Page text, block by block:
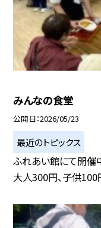
みんなの食堂
公開日 2026/05/23
最近のトピックス
ふれあい館にて開催
大人300円、子供100